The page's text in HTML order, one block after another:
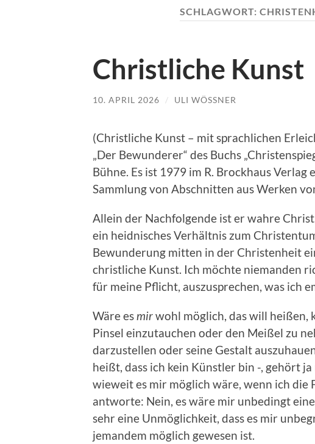
SCHLAGWORT:
Christliche Kunst
10. APRIL 2026 / ULI WÖSSNER
(Christliche Kunst – mit sprachlichen
„Der Bewunderer“ des Buchs
Bühne. Es ist 1979 im R. Brockhaus
Sammlung von Abschnitten aus Werken
Allein der Nachfolgende ist er wahre
ein heidnisches Verhältnis zum
Bewunderung mitten in der Christenheit
christliche Kunst. Ich möchte niemanden
für meine Pflicht, auszusprechen, was ich
Wäre esmirwohl möglich, das will heißen,
Pinsel einzutauchen oder den Meißel zu
darzustellen oder seine Gestalt
heißt, dass ich kein Künstler bin -, gehört
wieweit es mir möglich wäre, wenn ich die
antworte: Nein, es wäre mir unbedingt
sehr eine Unmöglichkeit, dass es mir
jemandem möglich gewesen ist.